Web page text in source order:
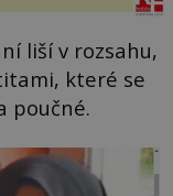
liší v rozsahu,
které se
poučné.